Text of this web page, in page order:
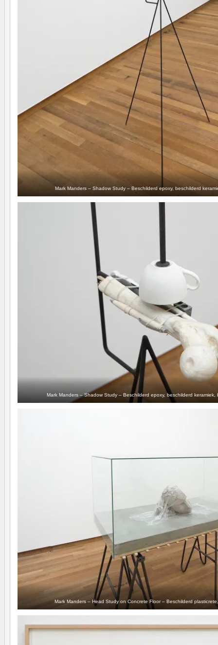
Mark Manders – Shadow Study – Beschilderd epoxy, beschilderd
Mark Manders – Shadow Study – Beschilderd epoxy, beschilderd keramiek,
Mark Manders – Head Study on Concrete Floor – Beschilderd